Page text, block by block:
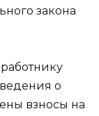
закона
о
взносы на